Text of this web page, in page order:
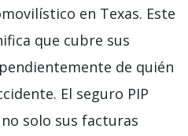
en Texas. Este
que cubre sus
de quién
El seguro PIP
solo sus facturas